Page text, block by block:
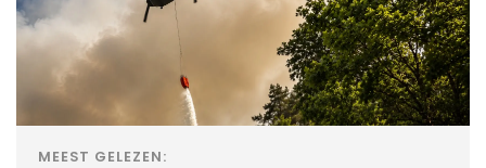
MEEST GELEZEN: